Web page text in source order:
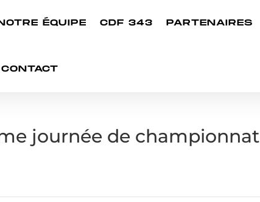
ÉQUIPE CDF 343 PARTENAIRES
CONTACT
journée de championnat